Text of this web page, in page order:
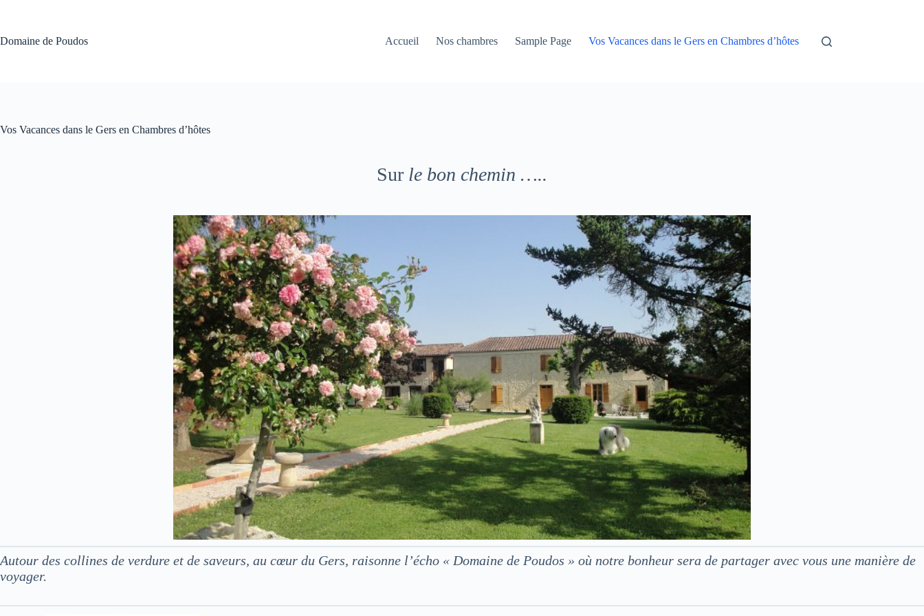
Domaine de Poudos
Accueil Nos chambres Sample Page Vos Vacances dans le Gers en Chambres d’hôtes
Vos Vacances dans le Gers en Chambres d’hôtes
Sur le bon chemin …..
Autour des collines de verdure et de saveurs, au cœur du Gers, raisonne l’écho « Domaine de Poudos » où notre bonheur sera de partager avec vous une manière de
voyager.